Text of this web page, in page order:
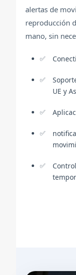
alertas de
reproducción
mano, sin
UE y